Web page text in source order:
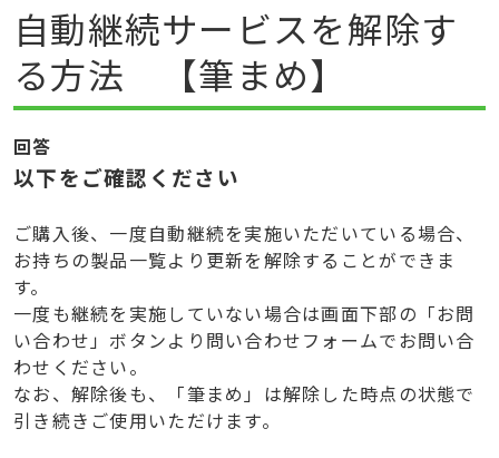
自動継続サービスを解除す
る方法 【筆まめ】
回答
以下をご確認ください
ご購入後、一度自動継続を実施いただいている場合、
お持ちの製品一覧より更新を解除することができま
す。
一度も継続を実施していない場合は画面下部の「お問
い合わせ」ボタンより問い合わせフォームでお問い合
わせください。
なお、解除後も、「筆まめ」は解除した時点の状態で
引き続きご使用いただけます。